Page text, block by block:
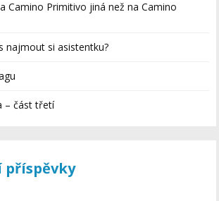
Camino Primitivo jiná než na Camino
najmout si asistentku?
– část třetí
příspěvky